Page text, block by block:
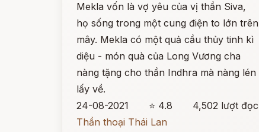
Mekla vốn là vợ yêu của vị thần Siva,
họ sống trong một cung điện to lớn trên
mây. Mekla có một quả cầu thủy tinh kì
diệu - món quà của Long Vương cha
nàng tặng cho thần Indhra mà nàng lén
lấy về.
24-08-2021
⭐ 4.8
4,502 lượt đọc
Thần thoại Thái Lan